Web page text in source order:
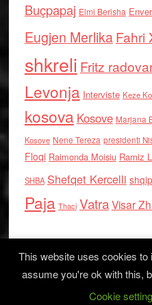
Buçpapaj Elmi Berisha
Eugjen MerlikaFahri
shkreli Fritz
Levonja Interviste Keze
kosova Kosove Marjana
Kosove Nene Tereza presidenti
Floqi Raimonda Moisiu Ramiz
SHBA Shefqet Kercelli
Paja Thaci VatraVisar
This website uses cookies
assume you're ok with this,
Cookie